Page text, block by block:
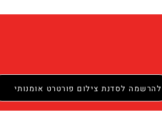
להרשמה לסדנת צילום פורטרט אומנותי